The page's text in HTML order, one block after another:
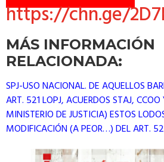
https://chn.ge/
MÁS INFORMACIÓN
RELACIONADA:
SPJ-USO NACIONAL. DE AQUELLOS
ART. 521 LOPJ, ACUERDOS STAJ,
MINISTERIO DE JUSTICIA) ESTOS
MODIFICACIÓN (A PEOR…) DEL ART.